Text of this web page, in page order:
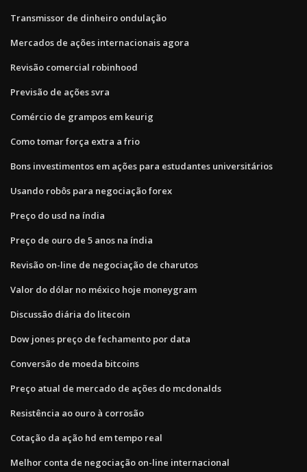
Transmissor de dinheiro ondulação
Mercados de ações internacionais agora
Revisão comercial robinhood
Previsão de ações svra
Comércio de grampos em keurig
Como tomar força extra a frio
Bons investimentos em ações para estudantes universitários
Usando robôs para negociação forex
Preço do usd na índia
Preço de ouro de 5 anos na índia
Revisão on-line de negociação de charutos
Valor do dólar no méxico hoje moneygram
Discussão diária do litecoin
Dow jones preço de fechamento por data
Conversão de moeda bitcoins
Preço atual de mercado de ações do mcdonalds
Resistência ao ouro à corrosão
Cotação da ação hd em tempo real
Melhor conta de negociação on-line internacional